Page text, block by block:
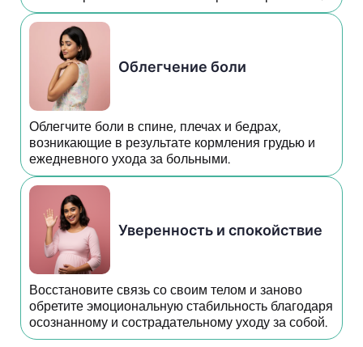
Облегчение боли
Облегчите боли в спине, плечах и бедрах,
возникающие в результате кормления грудью и
ежедневного ухода за больными.
Уверенность и спокойствие
Восстановите связь со своим телом и заново
обретите эмоциональную стабильность благодаря
осознанному и сострадательному уходу за собой.